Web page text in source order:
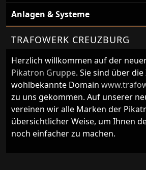
Anlagen & Systeme
TRAFOWERK CREUZBURG
Herzlich willkommen auf der
Pikatron Gruppe. Sie sind über
wohlbekannte Domain
zu uns gekommen. Auf unserer
vereinen wir alle Marken der
übersichtlicher Weise, um Ihnen
noch einfacher zu machen.